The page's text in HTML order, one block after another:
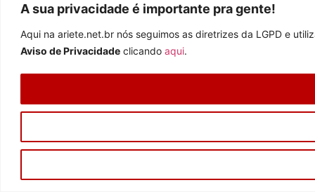
A sua privacidade é importante pra gente!
Aqui na ariete.net.br nós seguimos as diretrizes da LGPD e
Aviso de Privacidade clicando aqui.